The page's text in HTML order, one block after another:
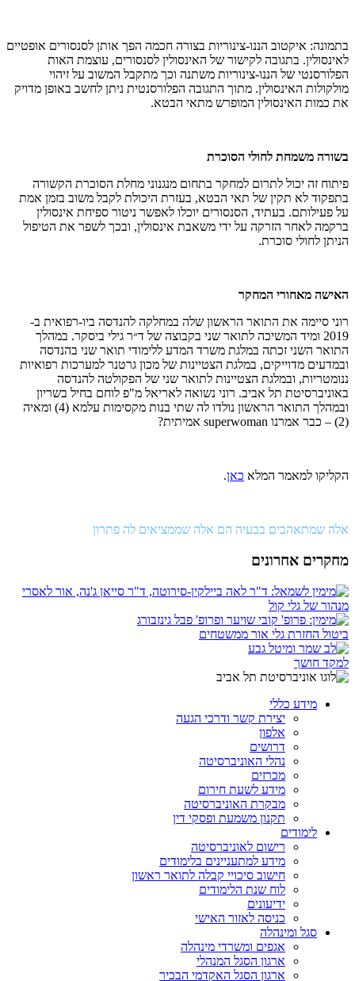
בתמונה: איקטוב הננו-צינוריות בצורה חכמה הפך אותן לסנסורים אופטיים
לאינסולין. בתגובה לקישור של האינסולין לסנסורים, עוצמת האות
הפלורסנטי של הננו-צינוריות משתנה וכך מתקבל המשוב על זיהוי
מולקולות האינסולין. מתוך התגובה הפלורסנטית ניתן לחשב באופן מדויק
את כמות האינסולין המופרש מתאי הבטא.
בשורה משמחת לחולי הסוכרת
פיתוח זה יכול לתרום למחקר בתחום מנגנוני מחלת הסוכרת הקשורה
בתפקוד לא תקין של תאי הבטא, בעזרת היכולת לקבל משוב בזמן אמת
על פעילותם. בעתיד, הסנסורים יוכלו לאפשר ניטור ספיחת אינסולין
ברקמה לאחר הזרקה על ידי משאבת אינסולין, ובכך לשפר את הטיפול
הניתן לחולי סוכרת.
האישה מאחורי המחקר
רוני סיימה את התואר הראשון שלה במחלקה להנדסה ביו-רפואית ב-
2019 ומיד המשיכה לתואר שני בקבוצה של ד״ר גילי ביסקר. במהלך
התואר השני זכתה במלגת משרד המדע ללימודי תואר שני בהנדסה
ובמדעים מדוייקים, במלגת הצטיינות של מכון גרטנר למערכות רפואיות
ננומטריות, ובמלגת הצטיינות לתואר שני של הפקולטה להנדסה
באוניברסיטת תל אביב. רוני נשואה לאריאל מ"פ לוחם בחיל בשריון
ובמהלך התואר הראשון נולדו לה שתי בנות מקסימות עלמא (4) ומאיה
(2) – כבר אמרנו
superwoman אמיתית?
הקליקו למאמר המלא כאן.
אלה שמתאהבים בבעיה הם אלה שממציאים לה פתרון
מחקרים אחרונים
מנהור של גלי קול
ביטול החזרת גלי אור ממשטחים
למקד חושך
מידע כללי
יצירת קשר ודרכי הגעה
אלפון
דרושים
נהלי האוניברסיטה
מכרזים
מידע לשעת חירום
מבקרת האוניברסיטה
תקנון משמעת ופסקי דין
לימודים
רישום לאוניברסיטה
מידע למתעניינים בלימודים
חישוב סיכויי קבלה לתואר ראשון
לוח שנת הלימודים
ידיעונים
כניסה לאזור האישי
סגל ומינהלה
אגפים ומשרדי מינהלה
ארגון הסגל המנהלי
ארגון הסגל האקדמי הבכיר